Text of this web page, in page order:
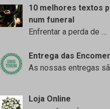
10 melhores textos
num funeral
Enfrentar a perda de …
Entrega das
As nossas entregas
Loja Online